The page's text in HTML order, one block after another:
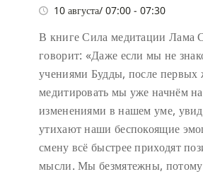
10 августа/ 07:00 - 07:30
В книге Сила медитации Лама
говорит: «Даже если мы не
учениями Будды, после первых
медитировать мы уже начнём
изменениями в нашем уме,
утихают наши беспокоящие
смену всё быстрее приходят
мысли. Мы безмятежны, потому